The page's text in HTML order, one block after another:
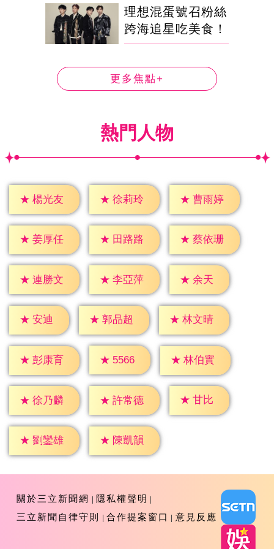
理想混蛋號召粉絲
跨海追星吃美食！
更多焦點+
熱門人物
★ 楊光友 ★ 徐莉玲 ★ 曹雨婷
★ 姜厚任 ★ 田路路 ★ 蔡依珊
★ 連勝文 ★ 李亞萍 ★ 余天
★ 安迪 ★ 郭品超 ★ 林文晴
★ 彭康育 ★ 5566 ★ 林伯實
★ 徐乃麟 ★ 許常德 ★ 甘比
★ 劉鑾雄 ★ 陳凱韻
關於三立新聞網
隱私權聲明
三立新聞自律守則
合作提案窗口 意見反應